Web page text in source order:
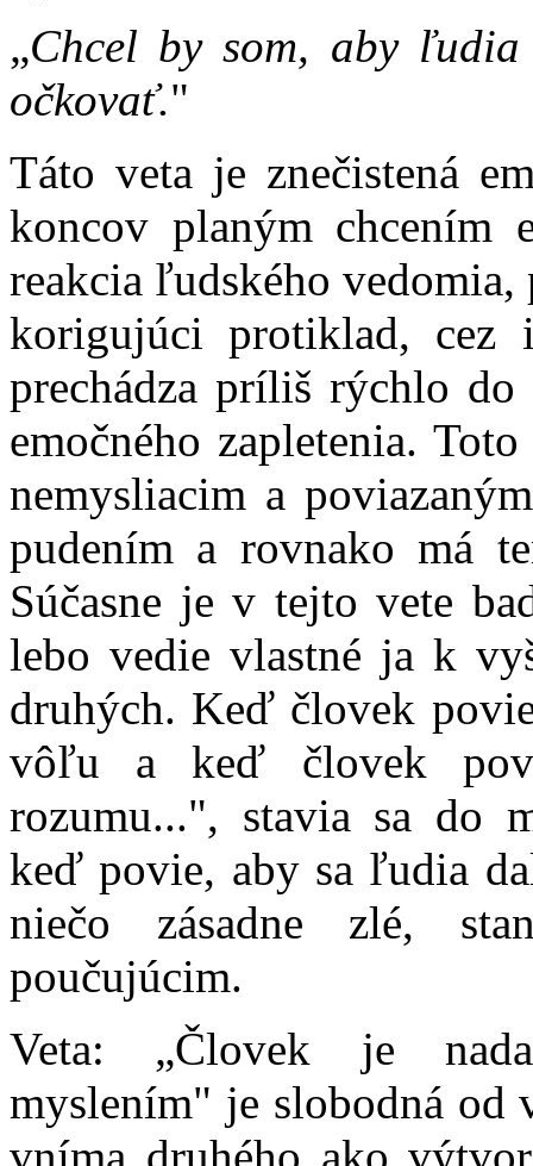
„Chcel by som, aby
očkovať."
Táto veta je znečistená
koncov planým chcením
reakcia ľudského
korigujúci protiklad, cez
prechádza príliš rýchlo
emočného zapletenia.
nemysliacim a
pudením a rovnako má
Súčasne je v tejto vete
lebo vedie vlastné ja k
druhých. Keď človek
vôľu a keď človek
rozumu...", stavia sa do
keď povie, aby sa ľudia
niečo zásadne zlé,
poučujúcim.
Veta: „Človek je
myslením" je slobodná od
vníma druhého ako